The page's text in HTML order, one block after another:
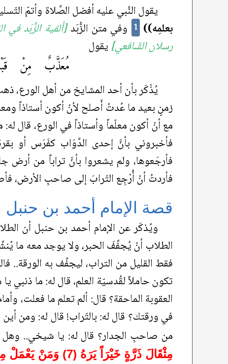
يقول النَّبي عليه أفضل الصَّلاة وأتمّ
بعلمِه)) 1 وفي متن الزُّبَد[ألفية الزُّبَد
رسلان الشّافعي]يقول
مُعَذَّبٌ مِنْ
يُذْكَر بأن أحد المشايخ من أهل الورع،
زمنٍ بعيد ما عُدتُ أَصلح لأنْ أكون أستاذاً
مع أنْ أكون معلّماً وأستاذاً في الورع، قال
فأخبروني بأنَّ إحدى الدَّوَاب كفَرَس أو
فأرجَعوها، ولم يشعروا بأنَّ تراباً من أرض
فأردتُ أنْ أُرْجِع التّرابَ إلى صاحبِ الأرض،
قصة الإمام أحمد بن
ويُذكَر عن الإمام أحمد بن حنبل أن
الطلاب أنْ يُجفِّفَ الحبر، ولا يوجد معه ما
فقط القليل من التراب، ليجفِّف به الورقة..
تكون حاملاً لقُدسيّة العلم، قال له: ما
العقوبة الماحقة؟ قال: ألم تعلم ما فعلت،
في ورقتك؟ قال له: بالتّراب! قال له: ومن
من صاحبِ الجدار؟ قال له: يا شيخي.. وهل
مِثْقَالَ ذَرَّةٍ خَيْرَاً يَرَهُ (7) وَمَنْ يَعْمَلْ مِثْقَالَ ذَرَّةٍ شَرَّاً يَرَهُ